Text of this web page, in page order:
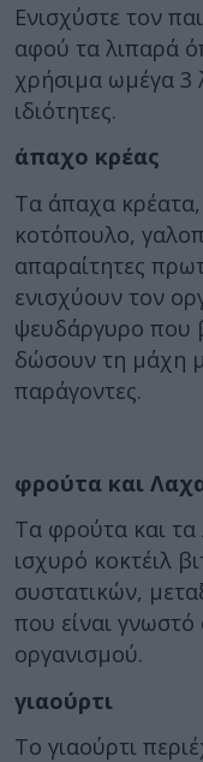
Ενισχύστε τον
αφού τα λιπαρά
χρήσιμα ωμέγα 3
ιδιότητες.
άπαχο κρέας
Τα άπαχα
κοτόπουλο,
απαραίτητες
ενισχύουν τον
ψευδάργυρο που
δώσουν τη μάχη
παράγοντες.
φρούτα και
Τα φρούτα και
ισχυρό κοκτέιλ
συστατικών,
που είναι γνωστό
οργανισμού.
γιαούρτι
Το γιαούρτι